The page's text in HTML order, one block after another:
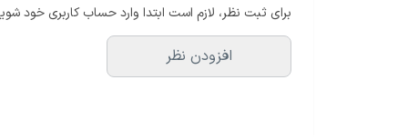
برای ثبت نظر، لازم است ابتدا وارد حساب کاربری خود
افزودن نظر